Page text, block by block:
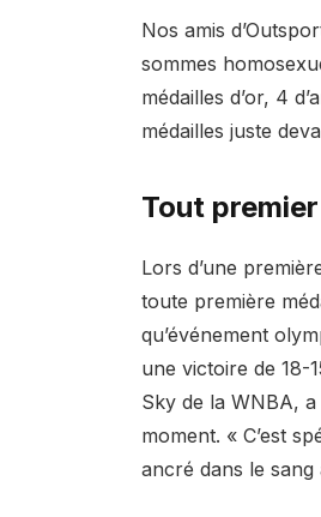
Nos amis
sommes
médailles d’or, 4
médailles juste
Tout
Lors d’une
toute première
qu’événement
une victoire de 18-
Sky de la WNBA,
moment. « C’est
ancré dans le sang